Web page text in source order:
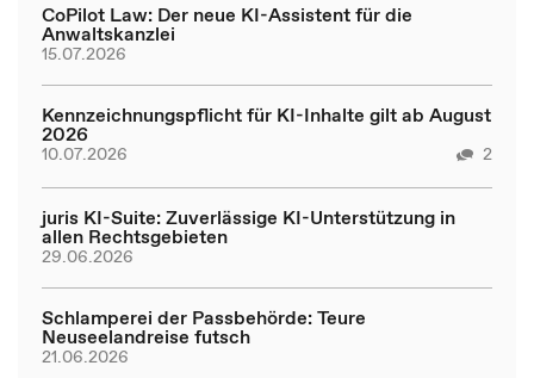
CoPilot Law: Der neue KI-Assistent für die
Anwaltskanzlei
15.07.2026
Kennzeichnungspflicht für KI-Inhalte gilt ab August
2026
10.07.2026 2
juris KI-Suite: Zuverlässige KI-Unterstützung in
allen Rechtsgebieten
29.06.2026
Schlamperei der Passbehörde: Teure
Neuseelandreise futsch
21.06.2026